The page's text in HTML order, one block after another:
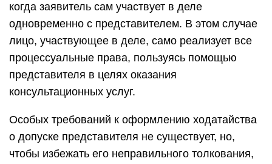
когда заявитель сам участвует в деле
одновременно с представителем. В этом случае
лицо, участвующее в деле, само реализует все
процессуальные права, пользуясь помощью
представителя в целях оказания
консультационных услуг.
Особых требований к оформлению ходатайства
о допуске представителя не существует, но,
чтобы избежать его неправильного толкования,